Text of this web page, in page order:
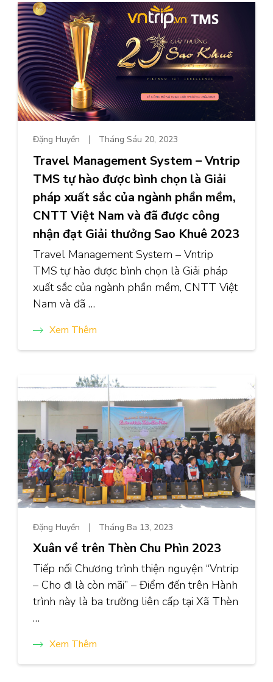
Đặng Huyền Tháng Sáu 20, 2023
Travel Management System – Vntrip
TMS tự hào được bình chọn là Giải
pháp xuất sắc của ngành phần mềm,
CNTT Việt Nam và đã được công
nhận đạt Giải thưởng Sao Khuê 2023
Travel Management System – Vntrip
TMS tự hào được bình chọn là Giải pháp
xuất sắc của ngành phần mềm, CNTT Việt
Nam và đã …
Xem Thêm
Đặng Huyền Tháng Ba 13, 2023
Xuân về trên Thèn Chu Phìn 2023
Tiếp nối Chương trình thiện nguyện “Vntrip
– Cho đi là còn mãi” – Điểm đến trên Hành
trình này là ba trường liên cấp tại Xã Thèn
…
Xem Thêm